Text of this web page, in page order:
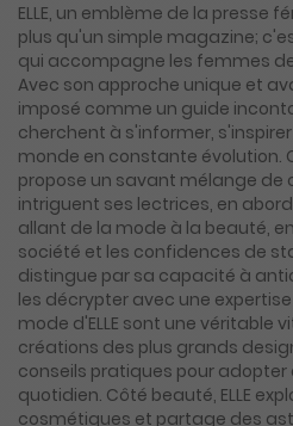
ELLE, un emblème de la presse
plus qu'un simple magazine;
qui accompagne les femmes
Avec son approche unique et
imposé comme un guide
cherchent à s'informer,
monde en constante évolution.
propose un savant mélange
intriguent ses lectrices, en
allant de la mode à la beauté,
société et les confidences de
distingue par sa capacité à
les décrypter avec une
mode d'ELLE sont une véritable
créations des plus grands
conseils pratiques pour
quotidien. Côté beauté, ELLE
cosmétiques et partage des